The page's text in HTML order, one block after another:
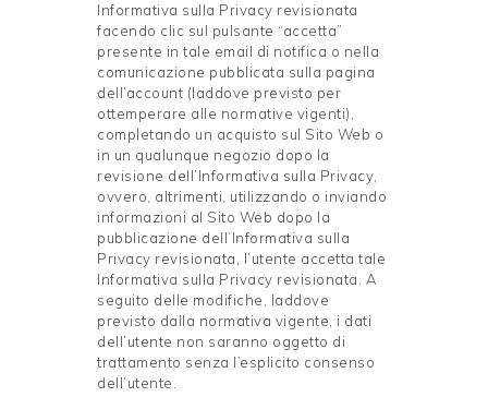
Informativa sulla Privacy revisionata
facendo clic sul pulsante “accetta”
presente in tale email di notifica o nella
comunicazione pubblicata sulla pagina
dell’account (laddove previsto per
ottemperare alle normative vigenti),
completando un acquisto sul Sito Web o
in un qualunque negozio dopo la
revisione dell’Informativa sulla Privacy,
ovvero, altrimenti, utilizzando o inviando
informazioni al Sito Web dopo la
pubblicazione dell’Informativa sulla
Privacy revisionata, l’utente accetta tale
Informativa sulla Privacy revisionata. A
seguito delle modifiche, laddove
previsto dalla normativa vigente, i dati
dell’utente non saranno oggetto di
trattamento senza l’esplicito consenso
dell’utente.